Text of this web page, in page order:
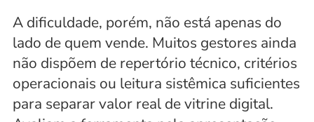
A dificuldade, porém, não está apenas do
lado de quem vende. Muitos gestores ainda
não dispõem de repertório técnico, critérios
operacionais ou leitura sistêmica suficientes
para separar valor real de vitrine digital.